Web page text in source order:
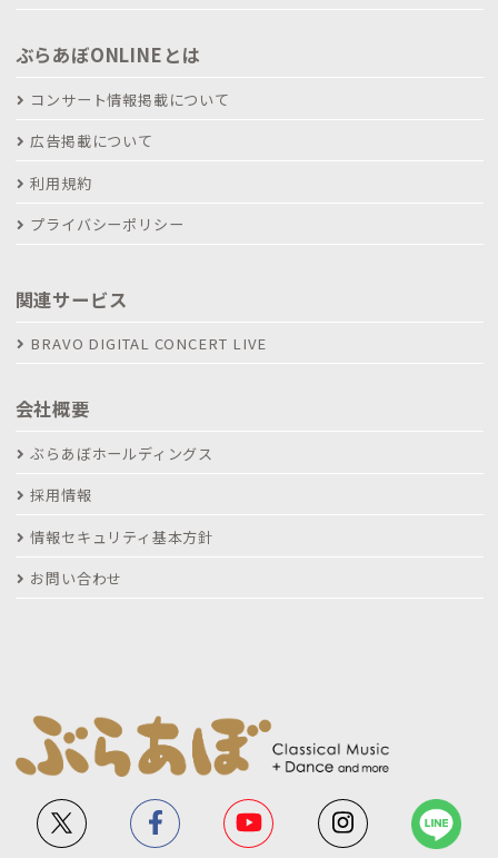
ぶらあぼONLINEとは
コンサート情報掲載について
広告掲載について
利用規約
プライバシーポリシー
関連サービス
BRAVO DIGITAL CONCERT LIVE
会社概要
ぶらあぼホールディングス
採用情報
情報セキュリティ基本方針
お問い合わせ